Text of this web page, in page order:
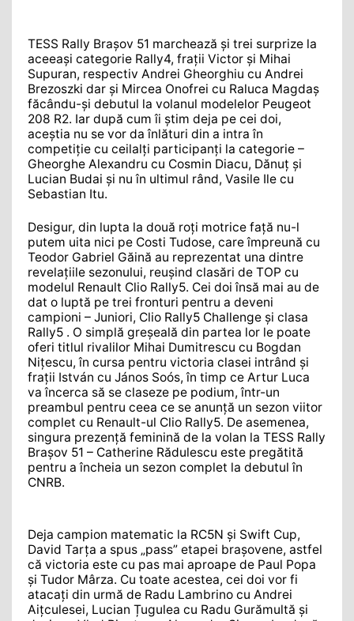
TESS Rally Brașov 51 marchează și trei surprize la
aceeași categorie Rally4, frații Victor și Mihai
Supuran, respectiv Andrei Gheorghiu cu Andrei
Brezoszki dar și Mircea Onofrei cu Raluca Magdaș
făcându-și debutul la volanul modelelor Peugeot
208 R2. Iar după cum îi știm deja pe cei doi,
aceștia nu se vor da înlături din a intra în
competiție cu ceilalți participanți la categorie –
Gheorghe Alexandru cu Cosmin Diacu, Dănuț și
Lucian Budai și nu în ultimul rând, Vasile Ile cu
Sebastian Itu.
Desigur, din lupta la două roți motrice față nu-l
putem uita nici pe Costi Tudose, care împreună cu
Teodor Gabriel Găină au reprezentat una dintre
revelațiile sezonului, reușind clasări de TOP cu
modelul Renault Clio Rally5. Cei doi însă mai au de
dat o luptă pe trei fronturi pentru a deveni
campioni – Juniori, Clio Rally5 Challenge și clasa
Rally5 . O simplă greșeală din partea lor le poate
oferi titlul rivalilor Mihai Dumitrescu cu Bogdan
Nițescu, în cursa pentru victoria clasei intrând și
frații István cu János Soós, în timp ce Artur Luca
va încerca să se claseze pe podium, într-un
preambul pentru ceea ce se anunță un sezon viitor
complet cu Renault-ul Clio Rally5. De asemenea,
singura prezență feminină de la volan la TESS Rally
Brașov 51 – Catherine Rădulescu este pregătită
pentru a încheia un sezon complet la debutul în
CNRB.
Deja campion matematic la RC5N și Swift Cup,
David Tarța a spus „pass” etapei brașovene, astfel
că victoria este cu pas mai aproape de Paul Popa
și Tudor Mârza. Cu toate acestea, cei doi vor fi
atacați din urmă de Radu Lambrino cu Andrei
Aițculesei, Lucian Țugulea cu Radu Gurămultă și